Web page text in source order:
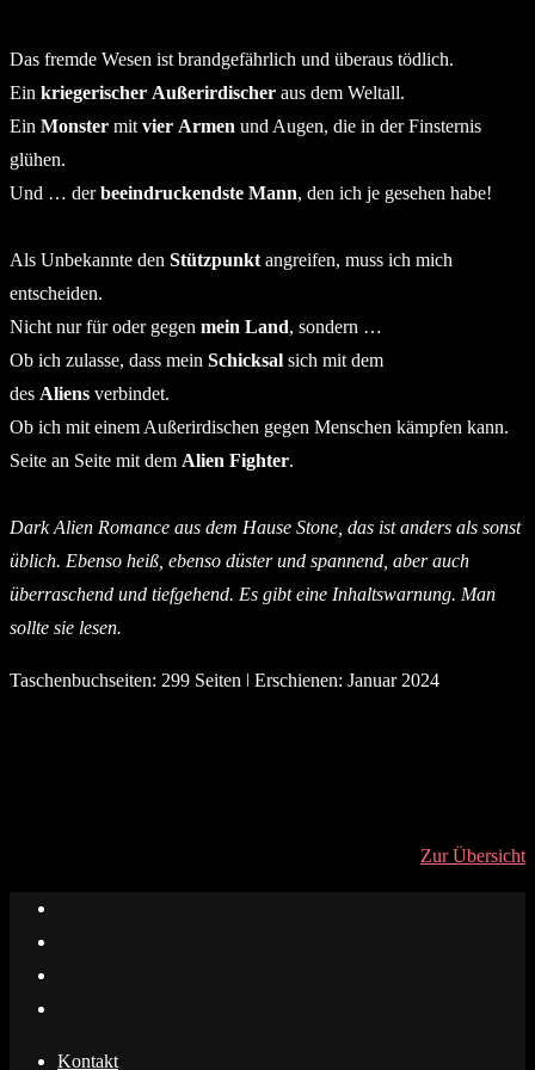
Das fremde Wesen ist brandgefährlich und überaus tödlich.
Ein kriegerischer Außerirdischer aus dem Weltall.
Ein Monster mit vier Armen und Augen, die in der Finsternis
glühen.
Und … derbeeindruckendste Mann, den ich je gesehen habe!
Als Unbekannte den Stützpunkt angreifen, muss ich mich
entscheiden.
Nicht nur für oder gegen mein Land, sondern …
Ob ich zulasse, dass mein Schicksal sich mit dem
des Aliens verbindet.
Ob ich mit einem Außerirdischen gegen Menschen kämpfen kann.
Seite an Seite mit dem Alien Fighter.
Dark Alien Romance aus dem Hause Stone, das ist anders als sonst
üblich. Ebenso heiß, ebenso düster und spannend, aber auch
überraschend und tiefgehend. Es gibt eine Inhaltswarnung. Man
sollte sie lesen.
Taschenbuchseiten: 299 Seiten ǀ Erschienen: Januar 2024
Zur Übersicht
Kontakt